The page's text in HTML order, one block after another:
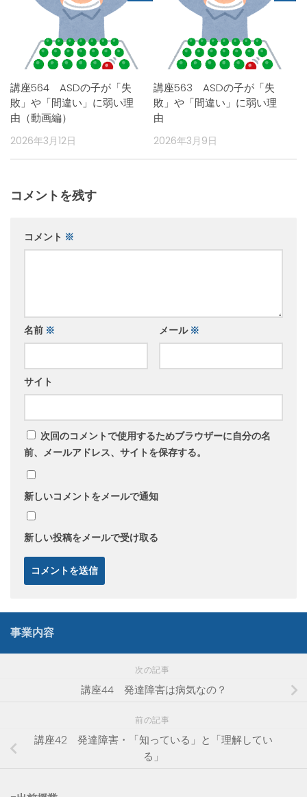
講座564 ASDの子が「失
敗」や「間違い」に弱い理
由（動画編）
2026年3月12日
講座563 ASDの子が「失
敗」や「間違い」に弱い理
由
2026年3月9日
コメントを残す
コメント ※
名前 ※ メール ※
サイト
次回のコメントで使用するためブラウザーに自分の名
前、メールアドレス、サイトを保存する。
新しいコメントをメールで通知
新しい投稿をメールで受け取る
事業内容
次の記事
講座44 発達障害は病気なの？
前の記事
講座42 発達障害・「知っている」と「理解してい
る」